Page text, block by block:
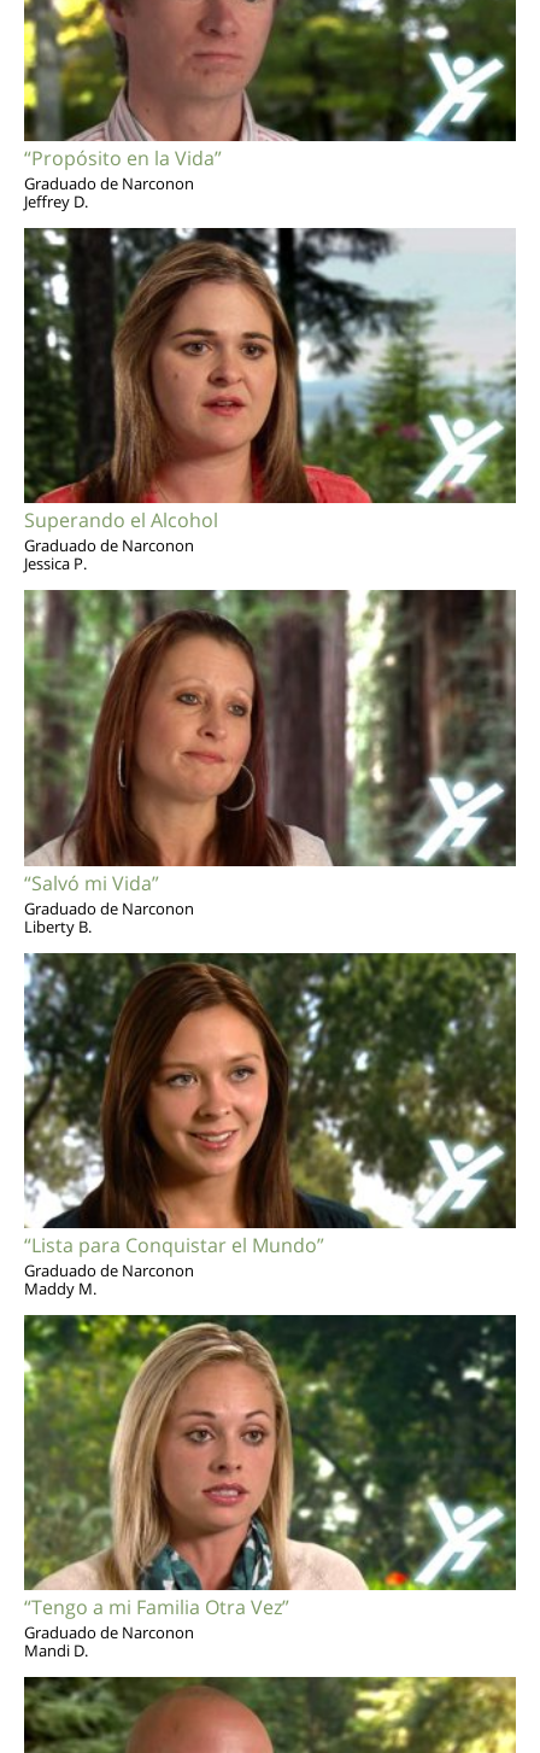
“Propósito en la Vida”
Graduado de Narconon
Jeffrey D.
Superando el Alcohol
Graduado de Narconon
Jessica P.
“Salvó mi Vida”
Graduado de Narconon
Liberty B.
“Lista para Conquistar el Mundo”
Graduado de Narconon
Maddy M.
“Tengo a mi Familia Otra Vez”
Graduado de Narconon
Mandi D.